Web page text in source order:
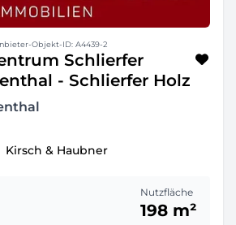
Objekt-ID: A4439-2
Schlierfer
- Schlierfer Holz
Kirsch & Haubner
Nutzfläche
198 m²